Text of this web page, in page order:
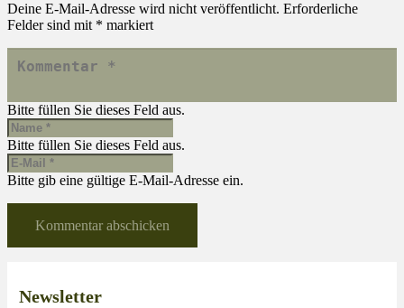
Deine E-Mail-Adresse wird nicht veröffentlicht. Erforderliche
Felder sind mit * markiert
Bitte füllen Sie dieses Feld aus.
Bitte füllen Sie dieses Feld aus.
Bitte gib eine gültige E-Mail-Adresse ein.
Kommentar abschicken
Newsletter